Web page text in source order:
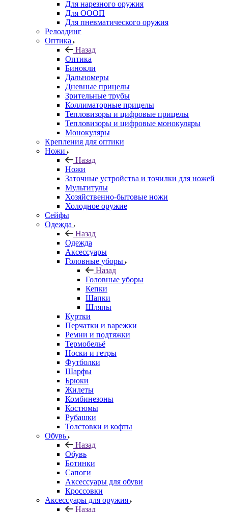
Для нарезного оружия
Для ОООП
Для пневматического оружия
Релоадинг
Оптика
Назад
Оптика
Бинокли
Дальномеры
Дневные прицелы
Зрительные трубы
Коллиматорные прицелы
Тепловизоры и цифровые прицелы
Тепловизоры и цифровые монокуляры
Монокуляры
Крепления для оптики
Ножи
Назад
Ножи
Заточные устройства и точилки для ножей
Мультитулы
Хозяйственно-бытовые ножи
Холодное оружие
Сейфы
Одежда
Назад
Одежда
Аксессуары
Головные уборы
Назад
Головные уборы
Кепки
Шапки
Шляпы
Куртки
Перчатки и варежки
Ремни и подтяжки
Термобельё
Носки и гетры
Футболки
Шарфы
Брюки
Жилеты
Комбинезоны
Костюмы
Рубашки
Толстовки и кофты
Обувь
Назад
Обувь
Ботинки
Сапоги
Аксессуары для обуви
Кроссовки
Аксессуары для оружия
Назад